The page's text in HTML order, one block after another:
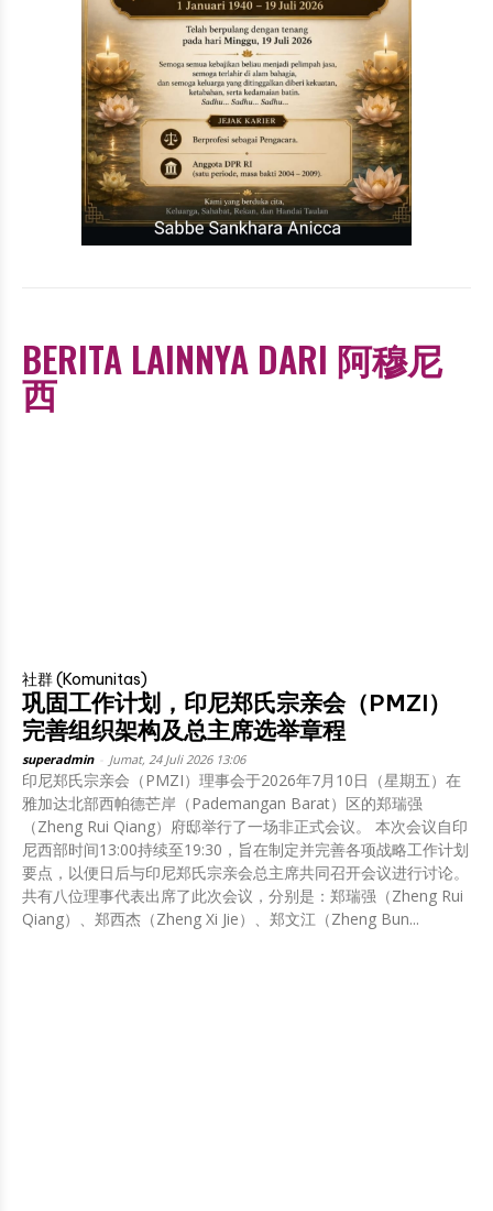
BERITA LAINNYA DARI 阿穆尼
西
社群 (Komunitas)
巩固工作计划，印尼郑氏宗亲会（PMZI）
完善组织架构及总主席选举章程
superadmin Jumat, 24 Juli 2026 13:06
印尼郑氏宗亲会（PMZI）理事会于2026年7月10日（星期五）在
雅加达北部西帕德芒岸（Pademangan Barat）区的郑瑞强
（Zheng Rui Qiang）府邸举行了一场非正式会议。 本次会议自印
尼西部时间13:00持续至19:30，旨在制定并完善各项战略工作计划
要点，以便日后与印尼郑氏宗亲会总主席共同召开会议进行讨论。
共有八位理事代表出席了此次会议，分别是：郑瑞强（Zheng Rui
Qiang）、郑西杰（Zheng Xi Jie）、郑文江（Zheng Bun...